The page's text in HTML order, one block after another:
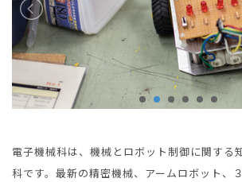
電子機械科は、機械とロボット制御に関する
科です。最新の精密機械、アームロボット、